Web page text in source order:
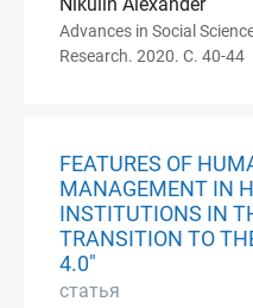
Advances in Social
Research. 2020. С. 40-44
FEATURES OF
MANAGEMENT IN
INSTITUTIONS IN
TRANSITION TO
4.0"
статья